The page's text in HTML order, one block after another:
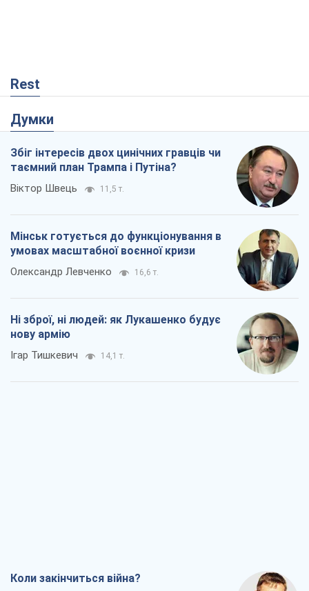
Rest
Думки
Збіг інтересів двох цинічних гравців чи
таємний план Трампа і Путіна?
Віктор Швець 11,5 т.
Мінськ готується до функціонування в
умовах масштабної воєнної кризи
Олександр Левченко 16,6 т.
Ні зброї, ні людей: як Лукашенко будує
нову армію
Ігар Тишкевич 14,1 т.
Коли закінчиться війна?